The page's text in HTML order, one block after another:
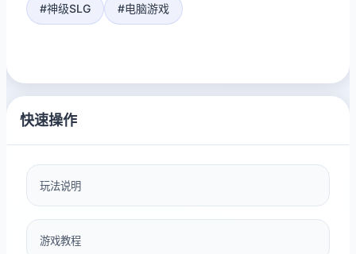
#神级SLG #电脑游戏
快速操作
玩法说明
游戏教程